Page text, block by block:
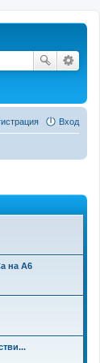
Вход
на А6